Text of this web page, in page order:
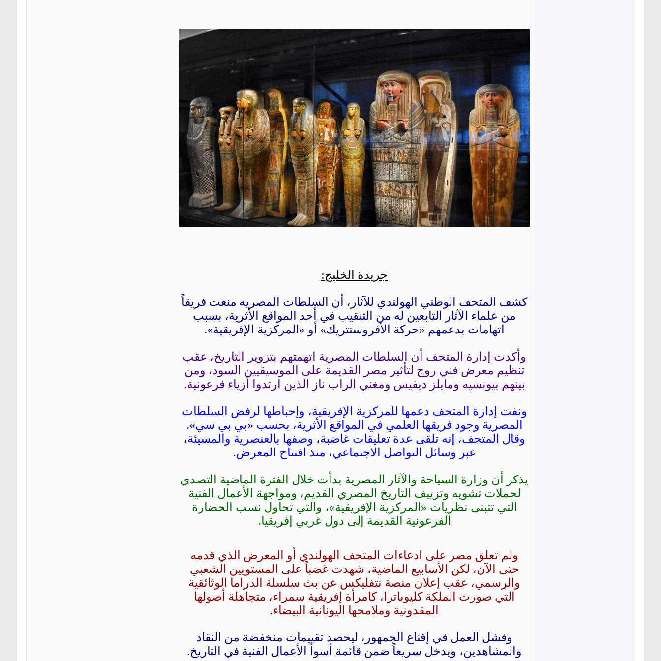
جريدة الخليج:
كشف المتحف الوطني الهولندي للآثار، أن السلطات المصرية منعت فريقاً
من علماء الآثار التابعين له من التنقيب في أحد المواقع الأثرية، بسبب
اتهامات بدعمهم «حركة الأفروسنتريك» أو «المركزية الإفريقية».
وأكدت إدارة المتحف أن السلطات المصرية اتهمتهم بتزوير التاريخ، عقب
تنظيم معرض فني روج لتأثير مصر القديمة على الموسيقيين السود، ومن
بينهم بيونسيه ومايلز ديفيس ومغني الراب ناز الذين ارتدوا أزياء فرعونية.
ونفت إدارة المتحف دعمها للمركزية الإفريقية، وإحباطها لرفض السلطات
المصرية وجود فريقها العلمي في المواقع الأثرية، بحسب «بي بي سي».
وقال المتحف، إنه تلقى عدة تعليقات غاضبة، وصفها بالعنصرية والمسيئة،
عبر وسائل التواصل الاجتماعي، منذ افتتاح المعرض.
يذكر أن وزارة السياحة والآثار المصرية بدأت خلال الفترة الماضية التصدي
لحملات تشويه وتزييف التاريخ المصري القديم، ومواجهة الأعمال الفنية
التي تتبنى نظريات «المركزية الإفريقية»، والتي تحاول نسب الحضارة
الفرعونية القديمة إلى دول غربي إفريقيا.
ولم تعلق مصر على ادعاءات المتحف الهولندي أو المعرض الذي قدمه
حتى الآن، لكن الأسابيع الماضية، شهدت غضباً على المستويين الشعبي
والرسمي، عقب إعلان منصة نتفليكس عن بث سلسلة الدراما الوثائقية
التي صورت الملكة كليوباترا، كامرأة إفريقية سمراء، متجاهلة أصولها
المقدونية وملامحها اليونانية البيضاء.
وفشل العمل في إقناع الجمهور، ليحصد تقييمات منخفضة من النقاد
والمشاهدين، ويدخل سريعاً ضمن قائمة أسوأ الأعمال الفنية في التاريخ.